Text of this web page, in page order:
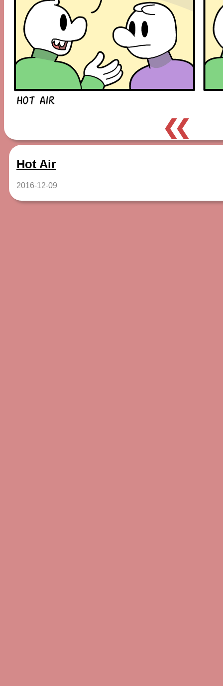
❮❮
Hot Air
2016-12-09